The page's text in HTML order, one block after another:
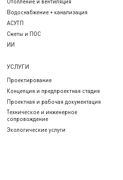
Водоснабжение + канализация
АСУТП
Сметы и ПОС
ИИ
УСЛУГИ
Проектирование
Концепция и предпроектная стадия
Проектная и рабочая документация
Техническое и инженерное
сопровождение
Экологические услуги